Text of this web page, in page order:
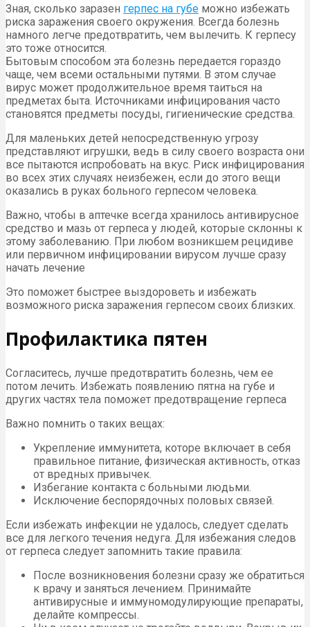
Зная, сколько заразен герпес на губе можно избежать
риска заражения своего окружения. Всегда болезнь
намного легче предотвратить, чем вылечить. К герпесу
это тоже относится.
Бытовым способом эта болезнь передается гораздо
чаще, чем всеми остальными путями. В этом случае
вирус может продолжительное время таиться на
предметах быта. Источниками инфицирования часто
становятся предметы посуды, гигиенические средства.
Для маленьких детей непосредственную угрозу
представляют игрушки, ведь в силу своего возраста они
все пытаются испробовать на вкус. Риск инфицирования
во всех этих случаях неизбежен, если до этого вещи
оказались в руках больного герпесом человека.
Важно, чтобы в аптечке всегда хранилось антивирусное
средство и мазь от герпеса у людей, которые склонны к
этому заболеванию. При любом возникшем рецидиве
или первичном инфицировании вирусом лучше сразу
начать лечение
Это поможет быстрее выздороветь и избежать
возможного риска заражения герпесом своих близких.
Профилактика пятен
Согласитесь, лучше предотвратить болезнь, чем ее
потом лечить. Избежать появлению пятна на губе и
других частях тела поможет предотвращение герпеса
Важно помнить о таких вещах:
Укрепление иммунитета, которе включает в себя
правильное питание, физическая активность, отказ
от вредных привычек.
Избегание контакта с больными людьми.
Исключение беспорядочных половых связей.
Если избежать инфекции не удалось, следует сделать
все для легкого течения недуга. Для избежания следов
от герпеса следует запомнить такие правила:
После возникновения болезни сразу же обратиться
к врачу и заняться лечением. Принимайте
антивирусные и иммуномодулирующие препараты,
делайте компрессы.